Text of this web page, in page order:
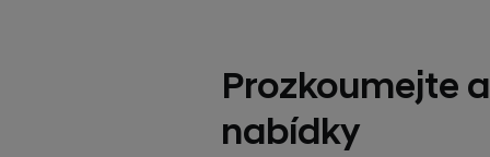
Prozkoumejte
nabídky